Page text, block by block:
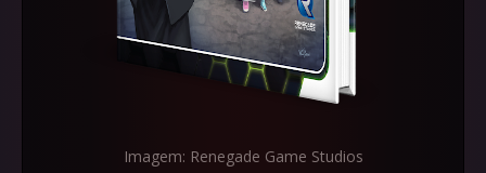
Imagem: Renegade Game Studios